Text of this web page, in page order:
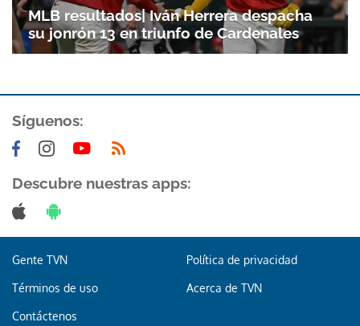
ACEPTAR
MLB resultados| Iván Herrera despacha
su jonrón 13 en triunfo de Cardenales
Síguenos:
Descubre nuestras apps:
Gente TVN Política de privacidad
Términos de uso Acerca de TVN
Contáctenos